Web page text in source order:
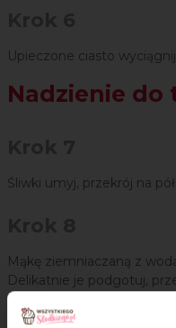
Upieczone ciasto
Nadzienie do
Śliwki umyj, przekrój na
Mąkę ziemniaczaną z
Delikatnie je podgotuj,
mąkę pszenną ze
Mieszanką posyp